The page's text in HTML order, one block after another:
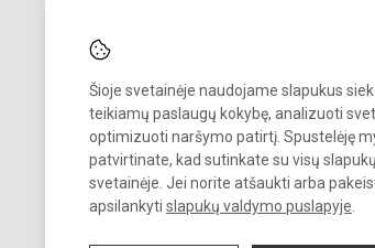
Šioje svetainėje naudojame slapukus
teikiamų paslaugų kokybę, analizuoti
optimizuoti naršymo patirtį. Spustelėję
patvirtinate, kad sutinkate su visų
svetainėje. Jei norite atšaukti arba
apsilankyti slapukų valdymo puslapyje
© 2022. Ukmergės Užupio pagrindinė mokykla.
Kopijuoti turinį be raštiško įstaigos